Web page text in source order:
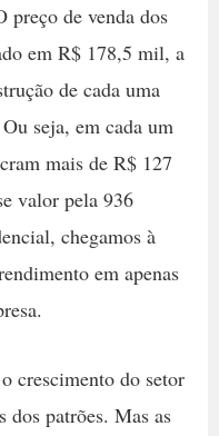
preço de venda dos
em R$ 178,5 mil, a
de cada uma
seja, em cada um
mais de R$ 127
valor pela 936
chegamos à
em apenas
crescimento do setor
patrões. Mas as